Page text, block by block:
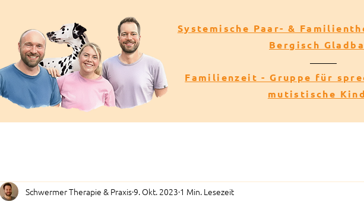
Systemische Paar- &
Bergisch
Familienzeit - Gruppe für
mutistische
Schwermer Therapie & Praxis 9. Okt. 2023 1 Min. Lesezeit